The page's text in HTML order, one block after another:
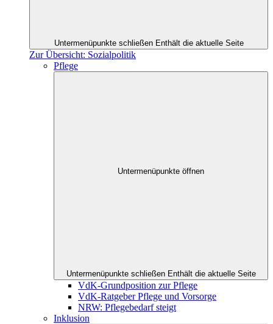
Untermenüpunkte schließen Enthält die aktuelle Seite
Zur Übersicht: Sozialpolitik
Pflege
Untermenüpunkte öffnen
Untermenüpunkte schließen Enthält die aktuelle Seite
VdK-Grundposition zur Pflege
VdK-Ratgeber Pflege und Vorsorge
NRW: Pflegebedarf steigt
Inklusion